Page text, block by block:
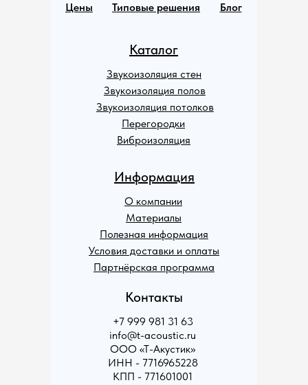
Каталог
Звукоизоляция стен
Звукоизоляция полов
Звукоизоляция потолков
Перегородки
Виброизоляция
Информация
О компании
Материалы
Полезная информация
Условия доставки и оплаты
Партнёрская программа
Контакты
+7 999 981 31 63
info@t-acoustic.ru
ООО «Т-Акустик»
ИНН - 7716965228
КПП - 771601001
Цены
Типовые решения Блог